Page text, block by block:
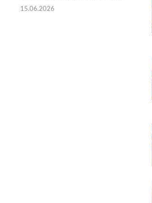
15.06.2026